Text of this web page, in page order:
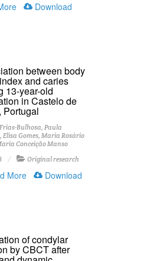
Download
between body
and caries
13-year-old
in Castelo de
Portugal
Frias-Bulhosa, Paula
Elisa Gomes, Maria Rosário
Conceição Manso
Original research
More
Download
of condylar
by CBCT after